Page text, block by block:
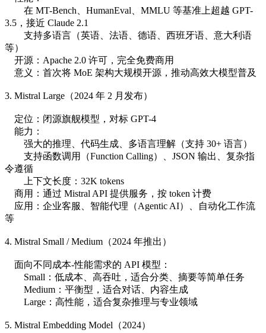
在 MT-Bench、HumanEval、MMLU 等基准上超越 GPT-
3.5，接近 Claude 2.1
支持多语言（英语、法语、德语、西班牙语、意大利语
等）
开源：Apache 2.0 许可，完全免费商用
意义：首次将 MoE 架构大规模开源，推动高效大模型普及
3. Mistral Large（2024 年 2 月发布）
定位：闭源旗舰模型，对标 GPT-4
能力：
强大的推理、代码生成、多语言理解（支持 30+ 语言）
支持函数调用（Function Calling）、JSON 输出、复杂指
令遵循
上下文长度：32K tokens
商用：通过 Mistral API 提供服务，按 token 计费
应用：企业客服、智能代理（Agentic AI）、自动化工作流
等
4. Mistral Small / Medium（2024 年推出）
面向不同成本-性能需求的 API 模型：
Small：低成本、高吞吐，适合分类、摘要等简单任务
Medium：平衡型，适合对话、内容生成
Large：高性能，适合复杂推理与专业领域
5. Mistral Embedding Model（2024）